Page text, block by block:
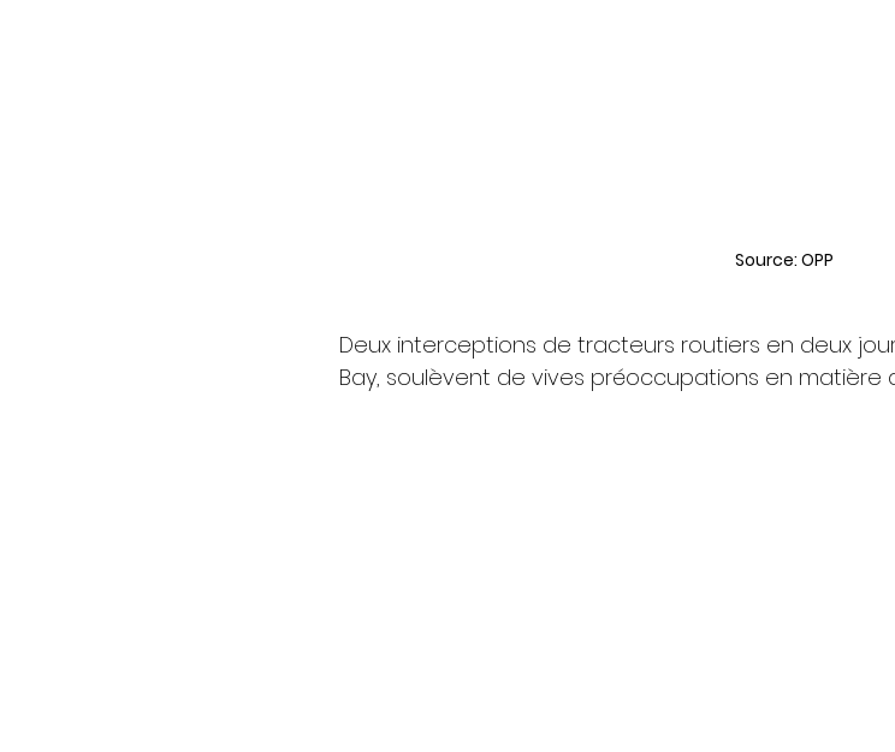
Source: OPP
Deux interceptions de tracteurs routiers en deux
Bay, soulèvent de vives préoccupations en matière